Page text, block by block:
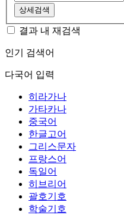
상세검색
결과 내 재검색
인기 검색어
다국어 입력
히라가나
가타카나
중국어
한글고어
그리스문자
프랑스어
독일어
히브리어
괄호기호
학술기호